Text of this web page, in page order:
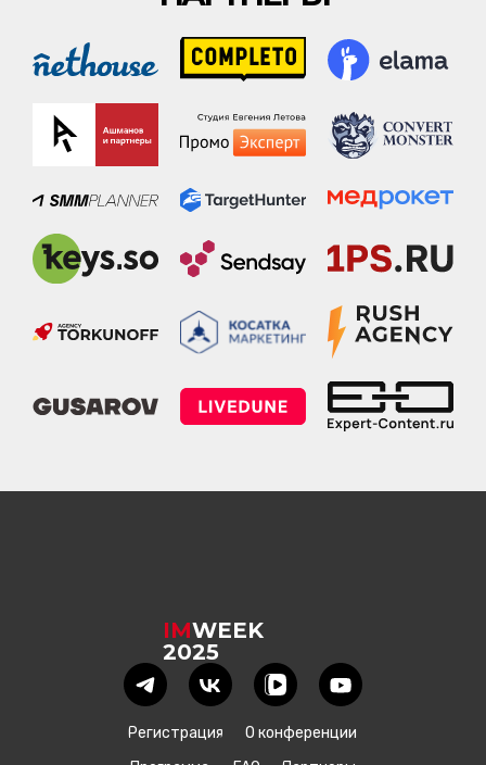
IMWEEK
2025
О конференции
Регистрация
Ковалёва, эксперт по экспертному контенту: , блог по экспертному